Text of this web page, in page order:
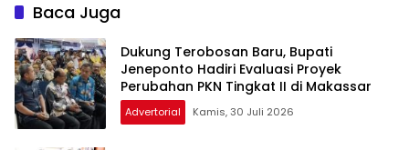
Baca Juga
Dukung Terobosan Baru, Bupati
Jeneponto Hadiri Evaluasi Proyek
Perubahan PKN Tingkat II di Makassar
Advertorial Kamis, 30 Juli 2026